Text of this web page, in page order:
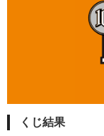
くじ結果